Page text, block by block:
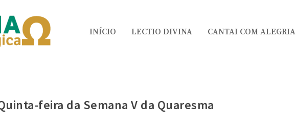
INÍCIO LECTIO DIVINA CANTAI COM ALEGRIA
feira da Semana V da Quaresma